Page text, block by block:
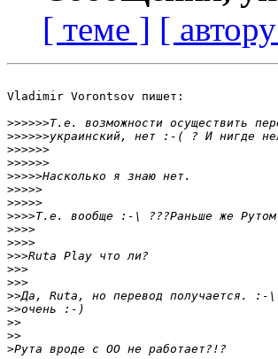
[ теме ] [
Vladimir Vorontsov пишет:
>>>>>>
>>>>>>
>>>>>>
>>>>>>
>>>>>
>>>>>
>>>>>
>>>>
>>>>
>>>>
>>>
>>>
>>>
>>
>>
>>
>>
>